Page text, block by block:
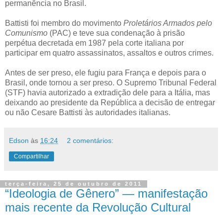
permanência no Brasil.
Battisti foi membro do movimento Proletários Armados pelo
Comunismo (PAC) e teve sua condenação à prisão
perpétua decretada em 1987 pela corte italiana por
participar em quatro assassinatos, assaltos e outros crimes.
Antes de ser preso, ele fugiu para França e depois para o
Brasil, onde tornou a ser preso. O Supremo Tribunal Federal
(STF) havia autorizado a extradição dele para a Itália, mas
deixando ao presidente da República a decisão de entregar
ou não Cesare Battisti às autoridades italianas.
Edson às 16:24 2 comentários:
Compartilhar
terça-feira, 25 de outubro de 2011
“Ideologia de Gênero” — manifestação
mais recente da Revolução Cultural